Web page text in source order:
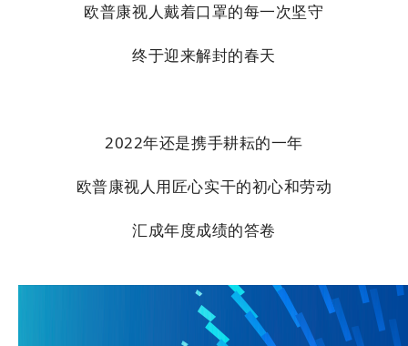
欧普康视人戴着口罩的每一次坚守
终于迎来解封的春天
2022年还是携手耕耘的一年
欧普康视人用匠心实干的初心和劳动
汇成年度成绩的答卷